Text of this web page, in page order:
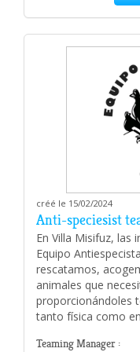
créé le 15/02/2024
Anti-speciesist
En Villa Misifuz, las
Equipo
rescatamos,
animales que
proporcionándoles
tanto física como
Teaming Manager :